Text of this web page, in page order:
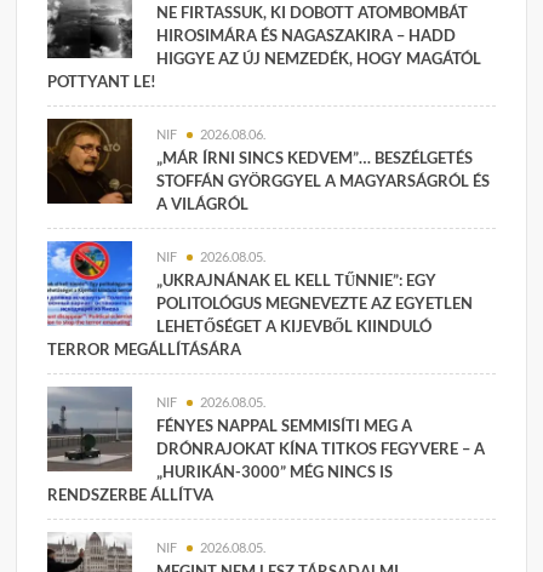
NE FIRTASSUK, KI DOBOTT ATOMBOMBÁT
HIROSIMÁRA ÉS NAGASZAKIRA – HADD
HIGGYE AZ ÚJ NEMZEDÉK, HOGY MAGÁTÓL
POTTYANT LE!
NIF 2026.08.06.
„MÁR ÍRNI SINCS KEDVEM”… BESZÉLGETÉS
STOFFÁN GYÖRGGYEL A MAGYARSÁGRÓL ÉS
A VILÁGRÓL
NIF 2026.08.05.
„UKRAJNÁNAK EL KELL TŰNNIE”: EGY
POLITOLÓGUS MEGNEVEZTE AZ EGYETLEN
LEHETŐSÉGET A KIJEVBŐL KIINDULÓ
TERROR MEGÁLLÍTÁSÁRA
NIF 2026.08.05.
FÉNYES NAPPAL SEMMISÍTI MEG A
DRÓNRAJOKAT KÍNA TITKOS FEGYVERE – A
„HURIKÁN-3000” MÉG NINCS IS
RENDSZERBE ÁLLÍTVA
NIF 2026.08.05.